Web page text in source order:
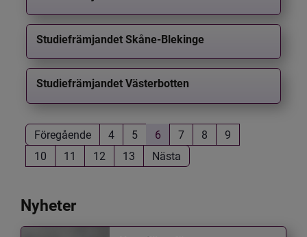
Studiefrämjandet Skåne-Blekinge
Studiefrämjandet Västerbotten
Föregående 4 5 6 7 8
9
10
11 12 13 Nästa
Nyheter